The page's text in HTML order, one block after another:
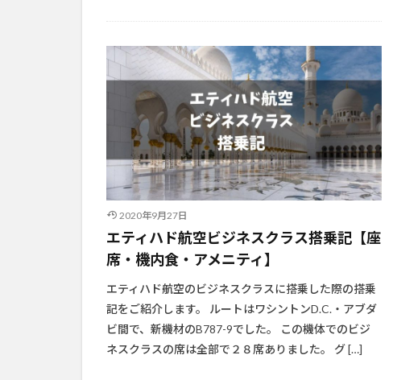
2020年9月27日
エティハド航空ビジネスクラス搭乗記【座
席・機内食・アメニティ】
エティハド航空のビジネスクラスに搭乗した際の搭乗
記をご紹介します。 ルートはワシントンD.C.・アブダ
ビ間で、新機材のB787-9でした。 この機体でのビジ
ネスクラスの席は全部で２８席ありました。 グ […]